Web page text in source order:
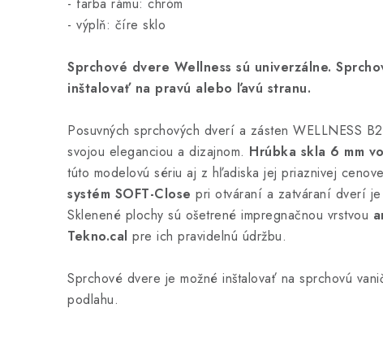
- výplň: číre sklo
Sprchové dvere Wellness sú univerzálne. S
inštalovať na pravú alebo ľavú stranu.
Posuvných sprchových dverí a zásten WELLNESS
svojou eleganciou a dizajnom. Hrúbka skla 6 mm
túto modelovú sériu aj z hľadiska jej priaznivej
systém SOFT-Close pri otváraní a zatváraní dverí
Sklenené plochy sú ošetrené impregnačnou vrstvou
Tekno.cal pre ich pravidelnú údržbu.
Sprchové dvere je možné inštalovať na sprchovú
podlahu.